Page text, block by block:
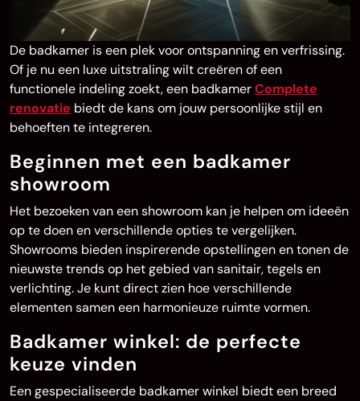
De badkamer is een plek voor ontspanning en verfrissing.
Of je nu een luxe uitstraling wilt creëren of een
functionele indeling zoekt, een badkamerComplete
renovatie biedt de kans om jouw persoonlijke stijl en
behoeften te integreren.
Beginnen met een badkamer
showroom
Het bezoeken van een showroom kan je helpen om ideeën
op te doen en verschillende opties te vergelijken.
Showrooms bieden inspirerende opstellingen en tonen de
nieuwste trends op het gebied van sanitair, tegels en
verlichting. Je kunt direct zien hoe verschillende
elementen samen een harmonieuze ruimte vormen.
Badkamer winkel: de perfecte
keuze vinden
Een gespecialiseerde badkamer winkel biedt een breed